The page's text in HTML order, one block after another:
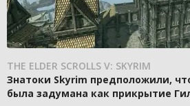
THE ELDER SCROLLS V: SKYRIM
Знатоки Skyrim предположили,
была задумана как прикрытие